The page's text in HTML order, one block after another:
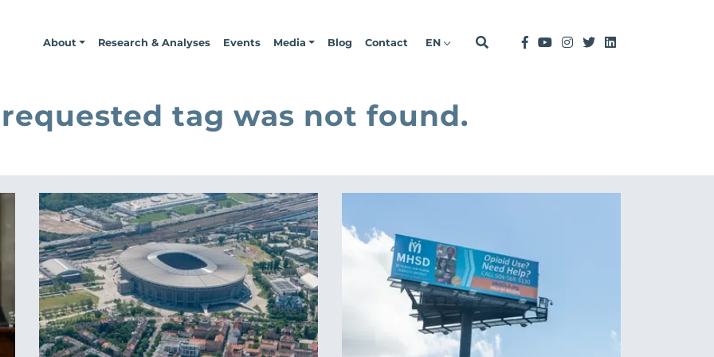
About Research & Analyses Events Media Blog Contact EN
tag was not found.